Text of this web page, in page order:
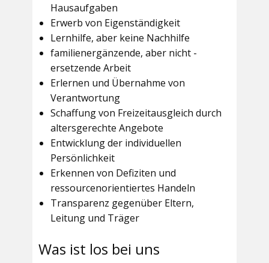
Hausaufgaben
Erwerb von Eigenständigkeit
Lernhilfe, aber keine Nachhilfe
familienergänzende, aber nicht -
ersetzende Arbeit
Erlernen und Übernahme von
Verantwortung
Schaffung von Freizeitausgleich durch
altersgerechte Angebote
Entwicklung der individuellen
Persönlichkeit
Erkennen von Defiziten und
ressourcenorientiertes Handeln
Transparenz gegenüber Eltern,
Leitung und Träger
Was ist los bei uns